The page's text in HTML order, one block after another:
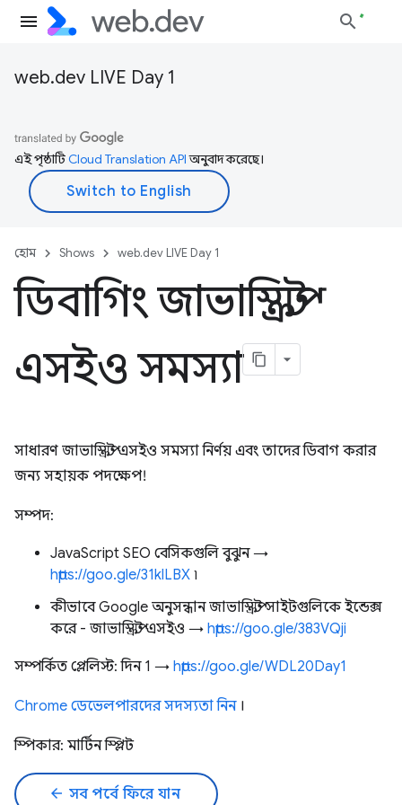
web.dev LIVE Day 1
এই পৃষ্ঠাটিCloud Translation APIঅনুবাদ করেছে।
হোম Shows web.dev LIVE Day 1
ডিবাগিং জাভাস্ক্রিপ্ট
এসইও সমস্যা
সাধারণ জাভাস্ক্রিপ্ট এসইও সমস্যা নির্ণয় এবং তাদের ডিবাগ করার
জন্য সহায়ক পদক্ষেপ!
সম্পদ:
JavaScript SEO বেসিকগুলি বুঝুন →
https://goo.gle/31klLBX ৷
কীভাবে Google অনুসন্ধান জাভাস্ক্রিপ্ট সাইটগুলিকে ইন্ডেক্স
করে - জাভাস্ক্রিপ্ট এসইও → https://goo.gle/383VQji
সম্পর্কিত প্লেলিস্ট: দিন 1 → https://goo.gle/WDL20Day1
Chrome ডেভেলপারদের সদস্যতা নিন।
স্পিকার: মার্টিন স্প্লিট
arrow_back সব পর্বে ফিরে যান